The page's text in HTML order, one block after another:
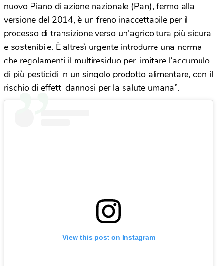
nuovo Piano di azione nazionale (Pan), fermo alla
versione del 2014, è un freno inaccettabile per il
processo di transizione verso un’agricoltura più sicura
e sostenibile. È altresì urgente introdurre una norma
che regolamenti il multiresiduo per limitare l’accumulo
di più pesticidi in un singolo prodotto alimentare, con il
rischio di effetti dannosi per la salute umana”.
View this post on Instagram